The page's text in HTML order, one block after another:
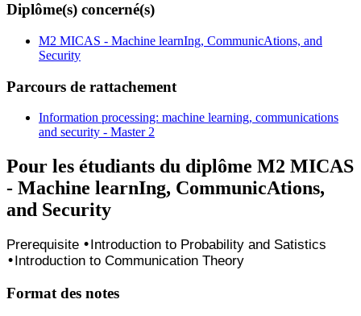
Diplôme(s) concerné(s)
M2 MICAS - Machine learnIng, CommunicAtions, and
Security
Parcours de rattachement
Information processing: machine learning, communications
and security - Master 2
Pour les étudiants du diplôme M2 MICAS
- Machine learnIng, CommunicAtions,
and Security
Prerequisite • Introduction to Probability and Satistics
• Introduction to Communication Theory
Format des notes